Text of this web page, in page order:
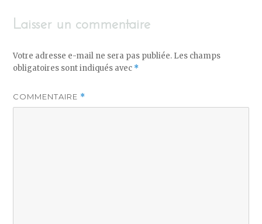
Laisser un commentaire
Votre adresse e-mail ne sera pas publiée. Les champs
obligatoires sont indiqués avec *
COMMENTAIRE *